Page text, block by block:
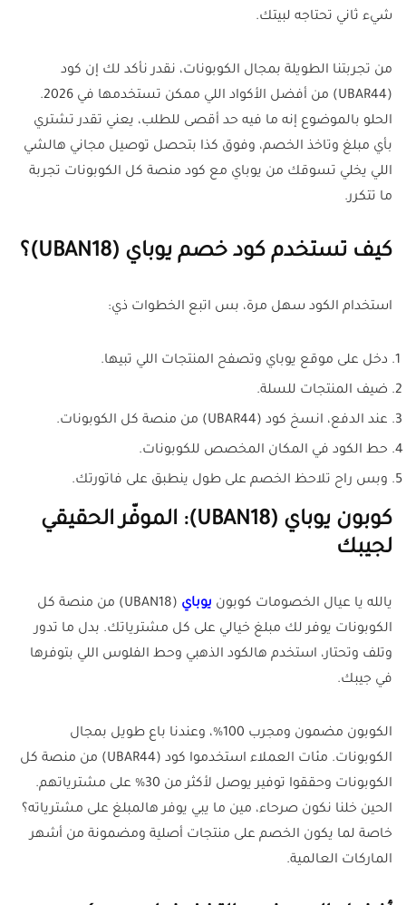
شيء ثاني تحتاجه لبيتك.
من تجربتنا الطويلة بمجال الكوبونات، نقدر نأكد لك إن كود
(UBAR44) من أفضل الأكواد اللي ممكن تستخدمها في 2026.
الحلو بالموضوع إنه ما فيه حد أقصى للطلب، يعني تقدر تشتري
بأي مبلغ وتاخذ الخصم، وفوق كذا بتحصل توصيل مجاني هالشي
اللي يخلي تسوقك من يوباي مع كود منصة كل الكوبونات تجربة
ما تتكرر.
كيف تستخدم كود خصم يوباي (UBAN18)؟
استخدام الكود سهل مرة، بس اتبع الخطوات ذي:
دخل على موقع يوباي وتصفح المنتجات اللي تبيها.
ضيف المنتجات للسلة.
عند الدفع، انسخ كود (UBAR44) من منصة كل الكوبونات.
حط الكود في المكان المخصص للكوبونات.
وبس راح تلاحظ الخصم على طول ينطبق على فاتورتك.
كوبون يوباي (UBAN18): الموفّر الحقيقي
لجيبك
يالله يا عيال الخصومات كوبون يوباي
(UBAN18) من منصة كل
الكوبونات يوفر لك مبلغ خيالي على كل مشترياتك. بدل ما تدور
وتلف وتحتار، استخدم هالكود الذهبي وحط الفلوس اللي بتوفرها
في جيبك.
الكوبون مضمون ومجرب 100%، وعندنا باع طويل بمجال
الكوبونات. مئات العملاء استخدموا كود (UBAR44) من منصة كل
الكوبونات وحققوا توفير يوصل لأكثر من 30% على مشترياتهم.
الحين خلنا نكون صرحاء، مين ما يبي يوفر هالمبلغ على مشترياته؟
خاصة لما يكون الخصم على منتجات أصلية ومضمونة من أشهر
الماركات العالمية.